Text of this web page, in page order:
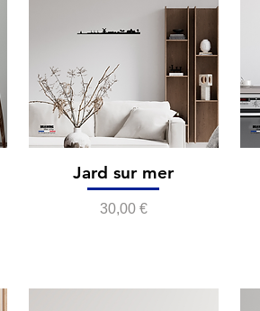
Jard sur mer
Prix
30,00 €